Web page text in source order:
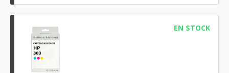
EN STOCK